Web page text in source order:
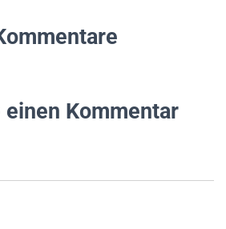
einen Kommentar